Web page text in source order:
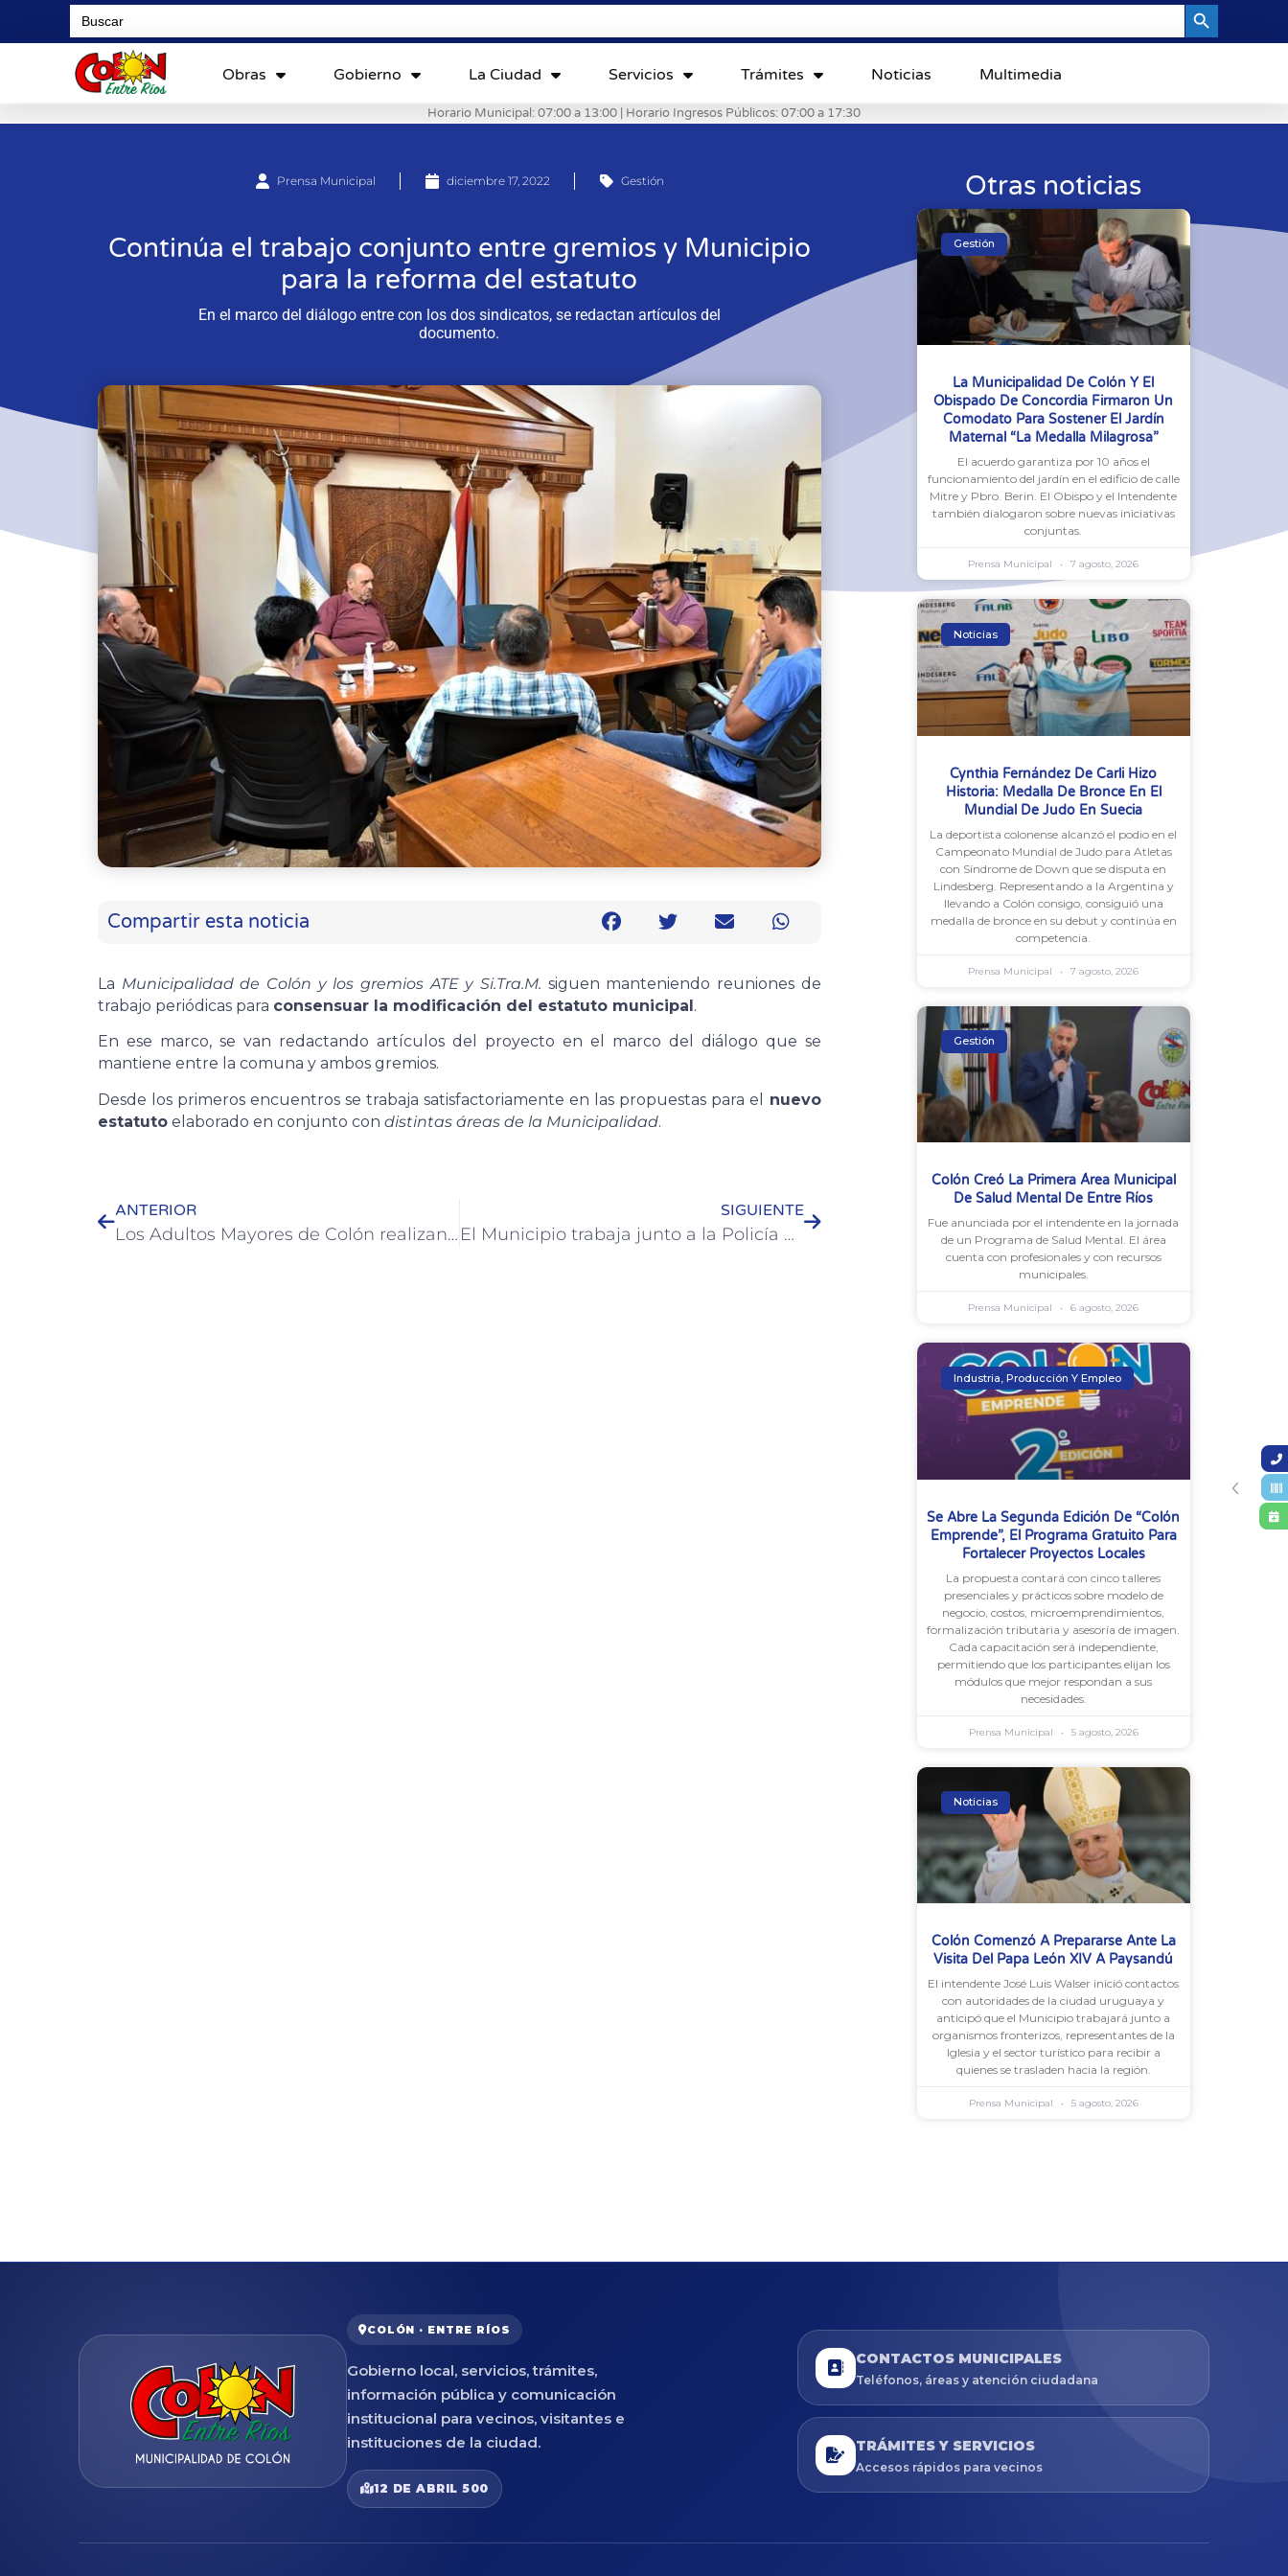
Search
for:
Obras Gobierno La Ciudad Servicios Trámites Noticias Multimedia
Horario Municipal: 07:00 a 13:00 | Horario Ingresos Públicos: 07:00 a 17:30
Prensa Municipal diciembre 17, 2022 Gestión
Continúa el trabajo conjunto entre gremios y Municipio
para la reforma del estatuto
En el marco del diálogo entre con los dos sindicatos, se redactan artículos del
documento.
Compartir esta noticia
La Municipalidad de Colón y los gremios ATE y Si.Tra.M. siguen manteniendo reuniones de
trabajo periódicas para consensuar la modificación del estatuto municipal.
En ese marco, se van redactando artículos del proyecto en el marco del diálogo que se
mantiene entre la comuna y ambos gremios.
Desde los primeros encuentros se trabaja satisfactoriamente en las propuestas para el nuevo
estatuto elaborado en conjunto con distintas áreas de la Municipalidad.
ANTERIOR
Los Adultos Mayores de Colón realizan distintas actividades durante este mes
SIGUIENTE
El Municipio trabaja junto a la Policía en la prevención de violencias
Otras noticias
Gestión
La Municipalidad De Colón Y El
Obispado De Concordia Firmaron Un
Comodato Para Sostener El Jardín
Maternal “La Medalla Milagrosa”
El acuerdo garantiza por 10 años el
funcionamiento del jardín en el edificio de calle
Mitre y Pbro. Berin. El Obispo y el Intendente
también dialogaron sobre nuevas iniciativas
conjuntas.
Prensa Municipal 7 agosto, 2026
Noticias
Cynthia Fernández De Carli Hizo
Historia: Medalla De Bronce En El
Mundial De Judo En Suecia
La deportista colonense alcanzó el podio en el
Campeonato Mundial de Judo para Atletas
con Síndrome de Down que se disputa en
Lindesberg. Representando a la Argentina y
llevando a Colón consigo, consiguió una
medalla de bronce en su debut y continúa en
competencia.
Prensa Municipal 7 agosto, 2026
Gestión
Colón Creó La Primera Área Municipal
De Salud Mental De Entre Ríos
Fue anunciada por el intendente en la jornada
de un Programa de Salud Mental. El área
cuenta con profesionales y con recursos
municipales.
Prensa Municipal 6 agosto, 2026
Industria, Producción Y Empleo
Se Abre La Segunda Edición De “Colón
Emprende”, El Programa Gratuito Para
Fortalecer Proyectos Locales
La propuesta contará con cinco talleres
presenciales y prácticos sobre modelo de
negocio, costos, microemprendimientos,
formalización tributaria y asesoría de imagen.
Cada capacitación será independiente,
permitiendo que los participantes elijan los
módulos que mejor respondan a sus
necesidades.
Prensa Municipal 5 agosto, 2026
Noticias
Colón Comenzó A Prepararse Ante La
Visita Del Papa León XIV A Paysandú
El intendente José Luis Walser inició contactos
con autoridades de la ciudad uruguaya y
anticipó que el Municipio trabajará junto a
organismos fronterizos, representantes de la
Iglesia y el sector turístico para recibir a
quienes se trasladen hacia la región.
Prensa Municipal 5 agosto, 2026
COLÓN · ENTRE RÍOS
Gobierno local, servicios, trámites,
información pública y comunicación
institucional para vecinos, visitantes e
instituciones de la ciudad.
12 DE ABRIL 500
CONTACTOS MUNICIPALES
Teléfonos, áreas y atención ciudadana
TRÁMITES Y SERVICIOS
Accesos rápidos para vecinos